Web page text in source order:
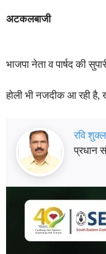
अटकलबाजी
भाजपा नेता व पार्षद की
होली भी नजदीक आ रही
रवि
प्रधान